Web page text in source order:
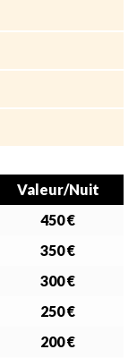
Valeur/Nuit
450 €
350 €
300 €
250 €
200 €